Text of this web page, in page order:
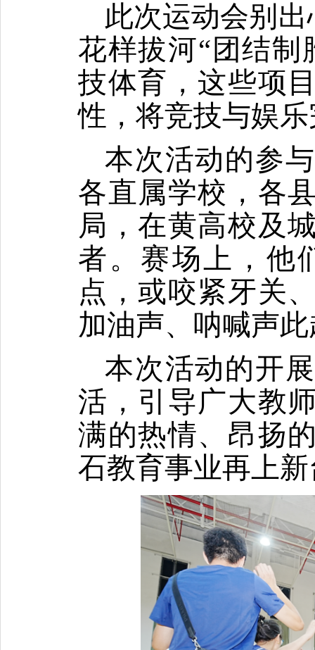
此次运动会别
花样拔河“团结制
技体育，这些项
性，将竞技与娱
本次活动的参
各直属学校，各
局，在黄高校及
者。赛场上，他
点，或咬紧牙关
加油声、呐喊声
本次活动的开
活，引导广大教
满的热情、昂扬
石教育事业再上